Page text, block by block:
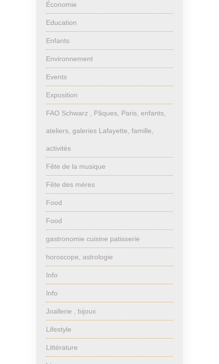
Économie
Education
Enfants
Environnement
Events
Exposition
FAO Schwarz , Pâques, Paris, enfants,
ateliers, galeries Lafayette, famille,
activités
Fête de la musique
Fête des mères
Food
Food
gastronomie cuisine patisserie
horoscope, astrologie
Info
Info
Joallerie , bijoux
Lifestyle
Littérature